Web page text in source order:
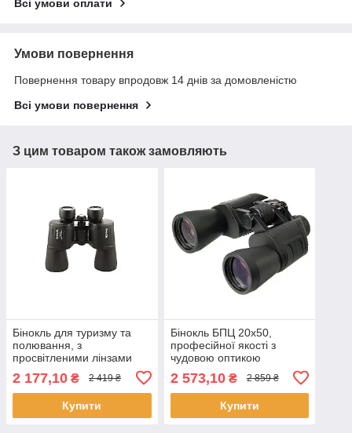
Всі умови оплати
Умови повернення
Повернення товару впродовж 14 днів за домовленістю
Всі умови повернення
З цим товаром також замовляють
Бінокль для туризму та
полювання, з
просвітленими лінзами
2 177,10 ₴ 2 419 ₴
Купити
Бінокль БПЦ 20х50,
професійної якості з
чудовою оптикою
2 573,10₴ 2 859 ₴
Купити